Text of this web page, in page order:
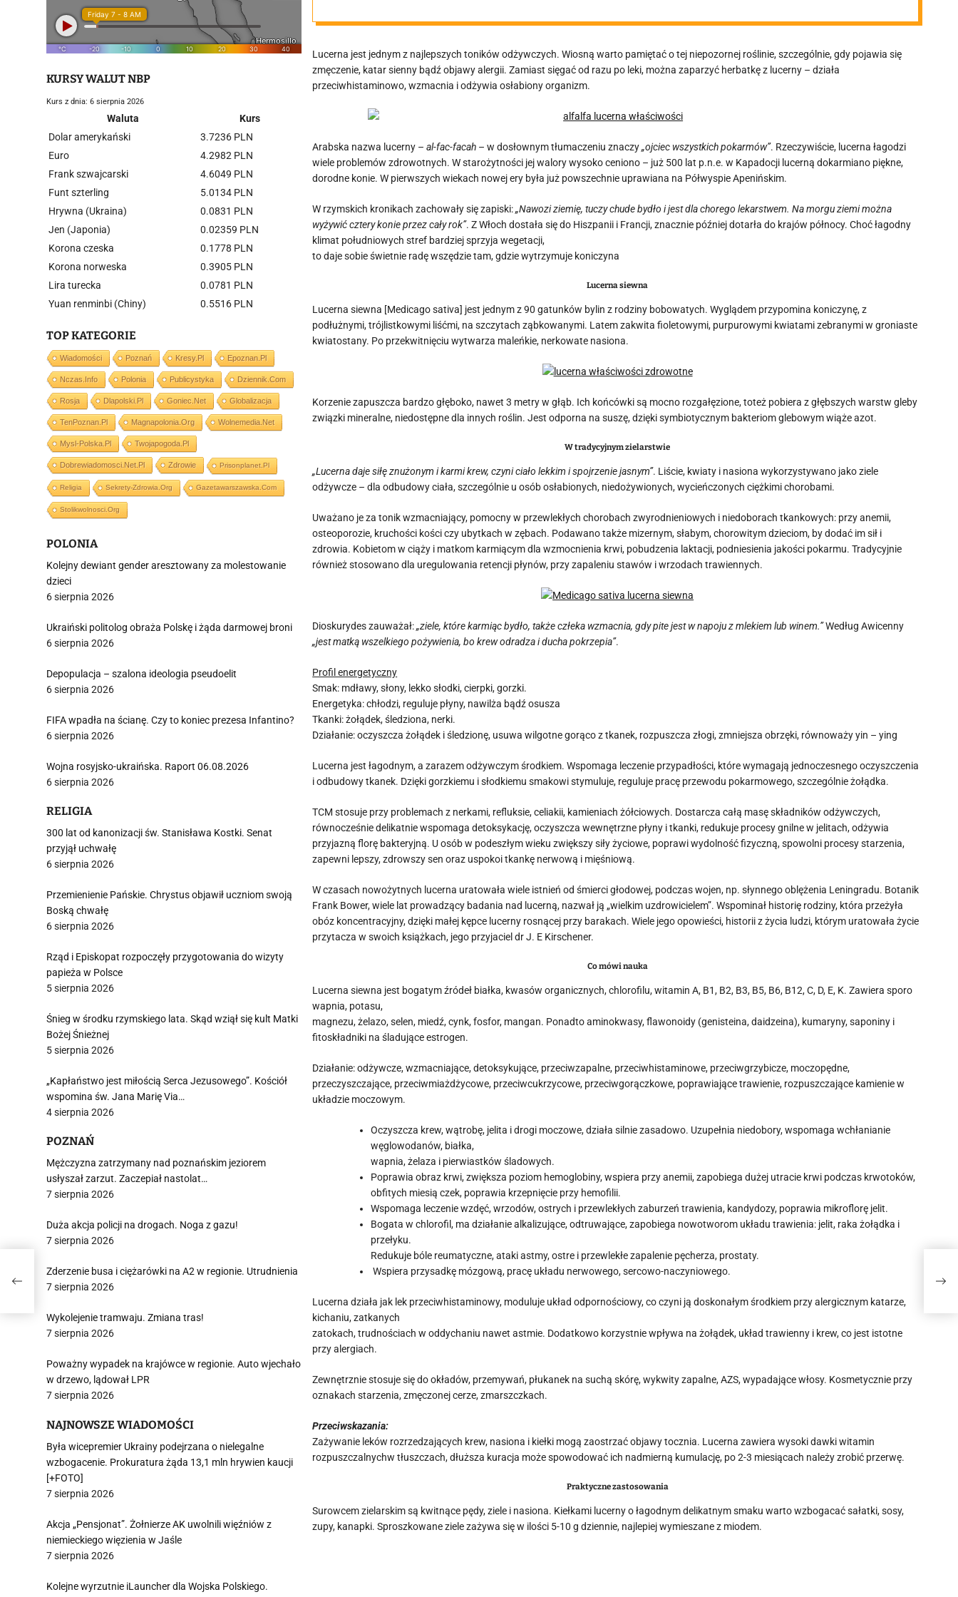
Lucerna jest jednym z najlepszych toników odżywczych. Wiosną warto pamiętać o tej niepozornej roślinie, szczególnie, gdy pojawia się
zmęczenie, katar sienny bądź objawy alergii. Zamiast sięgać od razu po leki, można zaparzyć herbatkę z lucerny – działa
przeciwhistaminowo, wzmacnia i odżywia osłabiony organizm.
Arabska nazwa lucerny –al-fac-facah – w dosłownym tłumaczeniu znaczy„ojciec wszystkich pokarmów”. Rzeczywiście, lucerna łagodzi
wiele problemów zdrowotnych. W starożytności jej walory wysoko ceniono – już 500 lat p.n.e. w Kapadocji lucerną dokarmiano piękne,
dorodne konie. W pierwszych wiekach nowej ery była już powszechnie uprawiana na Półwyspie Apenińskim.
W rzymskich kronikach zachowały się zapiski:„Nawozi ziemię, tuczy chude bydło i jest dla chorego lekarstwem. Na morgu ziemi można
wyżywić cztery konie przez cały rok”. Z Włoch dostała się do Hiszpanii i Francji, znacznie później dotarła do krajów północy. Choć łagodny
klimat południowych stref bardziej sprzyja wegetacji,
to daje sobie świetnie radę wszędzie tam, gdzie wytrzymuje koniczyna
Lucerna siewna
Lucerna siewna [Medicago sativa] jest jednym z 90 gatunków bylin z rodziny bobowatych. Wyglądem przypomina koniczynę, z
podłużnymi, trójlistkowymi liśćmi, na szczytach ząbkowanymi. Latem zakwita fioletowymi, purpurowymi kwiatami zebranymi w groniaste
kwiatostany. Po przekwitnięciu wytwarza maleńkie, nerkowate nasiona.
Korzenie zapuszcza bardzo głęboko, nawet 3 metry w głąb. Ich końcówki są mocno rozgałęzione, toteż pobiera z głębszych warstw gleby
związki mineralne, niedostępne dla innych roślin. Jest odporna na suszę, dzięki symbiotycznym bakteriom glebowym wiąże azot.
W tradycyjnym zielarstwie
„Lucerna daje siłę znużonym i karmi krew, czyni ciało lekkim i spojrzenie jasnym”. Liście, kwiaty i nasiona wykorzystywano jako ziele
odżywcze – dla odbudowy ciała, szczególnie u osób osłabionych, niedożywionych, wycieńczonych ciężkimi chorobami.
Uważano je za tonik wzmacniający, pomocny w przewlekłych chorobach zwyrodnieniowych i niedoborach tkankowych: przy anemii,
osteoporozie, kruchości kości czy ubytkach w zębach. Podawano także mizernym, słabym, chorowitym dzieciom, by dodać im sił i
zdrowia. Kobietom w ciąży i matkom karmiącym dla wzmocnienia krwi, pobudzenia laktacji, podniesienia jakości pokarmu. Tradycyjnie
również stosowano dla uregulowania retencji płynów, przy zapaleniu stawów i wrzodach trawiennych.
Dioskurydes zauważał:„ziele, które karmiąc bydło, także człeka wzmacnia, gdy pite jest w napoju z mlekiem lub winem.”Według Awicenny
„jest matką wszelkiego pożywienia, bo krew odradza i ducha pokrzepia”.
Profil energetyczny
Smak: mdławy, słony, lekko słodki, cierpki, gorzki.
Energetyka: chłodzi, reguluje płyny, nawilża bądź osusza
Tkanki: żołądek, śledziona, nerki.
Działanie: oczyszcza żołądek i śledzionę, usuwa wilgotne gorąco z tkanek, rozpuszcza złogi, zmniejsza obrzęki, równoważy yin – ying
Lucerna jest łagodnym, a zarazem odżywczym środkiem. Wspomaga leczenie przypadłości, które wymagają jednoczesnego oczyszczenia
i odbudowy tkanek. Dzięki gorzkiemu i słodkiemu smakowi stymuluje, reguluje pracę przewodu pokarmowego, szczególnie żołądka.
TCM stosuje przy problemach z nerkami, refluksie, celiakii, kamieniach żółciowych. Dostarcza całą masę składników odżywczych,
równocześnie delikatnie wspomaga detoksykację, oczyszcza wewnętrzne płyny i tkanki, redukuje procesy gnilne w jelitach, odżywia
przyjazną florę bakteryjną. U osób w podeszłym wieku zwiększy siły życiowe, poprawi wydolność fizyczną, spowolni procesy starzenia,
zapewni lepszy, zdrowszy sen oraz uspokoi tkankę nerwową i mięśniową.
W czasach nowożytnych lucerna uratowała wiele istnień od śmierci głodowej, podczas wojen, np. słynnego oblężenia Leningradu. Botanik
Frank Bower, wiele lat prowadzący badania nad lucerną, nazwał ją „wielkim uzdrowicielem”. Wspominał historię rodziny, która przeżyła
obóz koncentracyjny, dzięki małej kępce lucerny rosnącej przy barakach. Wiele jego opowieści, historii z życia ludzi, którym uratowała życie
przytacza w swoich książkach, jego przyjaciel dr J. E Kirschener.
Co mówi nauka
Lucerna siewna jest bogatym źródeł białka, kwasów organicznych, chlorofilu, witamin A, B1, B2, B3, B5, B6, B12, C, D, E, K. Zawiera sporo
wapnia, potasu,
magnezu, żelazo, selen, miedź, cynk, fosfor, mangan. Ponadto aminokwasy, flawonoidy (genisteina, daidzeina), kumaryny, saponiny i
fitoskładniki na śladujące estrogen.
Działanie: odżywcze, wzmacniające, detoksykujące, przeciwzapalne, przeciwhistaminowe, przeciwgrzybicze, moczopędne,
przeczyszczające, przeciwmiażdżycowe, przeciwcukrzycowe, przeciwgorączkowe, poprawiające trawienie, rozpuszczające kamienie w
układzie moczowym.
Oczyszcza krew, wątrobę, jelita i drogi moczowe, działa silnie zasadowo. Uzupełnia niedobory, wspomaga wchłanianie
węglowodanów, białka,
wapnia, żelaza i pierwiastków śladowych.
Poprawia obraz krwi, zwiększa poziom hemoglobiny, wspiera przy anemii, zapobiega dużej utracie krwi podczas krwotoków,
obfitych miesią czek, poprawia krzepnięcie przy hemofilii.
Wspomaga leczenie wzdęć, wrzodów, ostrych i przewlekłych zaburzeń trawienia, kandydozy, poprawia mikroflorę jelit.
Bogata w chlorofil, ma działanie alkalizujące, odtruwające, zapobiega nowotworom układu trawienia: jelit, raka żołądka i
przełyku.
Redukuje bóle reumatyczne, ataki astmy, ostre i przewlekłe zapalenie pęcherza, prostaty.
Wspiera przysadkę mózgową, pracę układu nerwowego, sercowo-naczyniowego.
Lucerna działa jak lek przeciwhistaminowy, moduluje układ odpornościowy, co czyni ją doskonałym środkiem przy alergicznym katarze,
kichaniu, zatkanych
zatokach, trudnościach w oddychaniu nawet astmie. Dodatkowo korzystnie wpływa na żołądek, układ trawienny i krew, co jest istotne
przy alergiach.
Zewnętrznie stosuje się do okładów, przemywań, płukanek na suchą skórę, wykwity zapalne, AZS, wypadające włosy. Kosmetycznie przy
oznakach starzenia, zmęczonej cerze, zmarszczkach.
Przeciwskazania:
Zażywanie leków rozrzedzających krew, nasiona i kiełki mogą zaostrzać objawy tocznia. Lucerna zawiera wysoki dawki witamin
rozpuszczalnychw tłuszczach, dłuższa kuracja może spowodować ich nadmierną kumulację, po 2-3 miesiącach należy zrobić przerwę.
Praktyczne zastosowania
Surowcem zielarskim są kwitnące pędy, ziele i nasiona. Kiełkami lucerny o łagodnym delikatnym smaku warto wzbogacać sałatki, sosy,
zupy, kanapki. Sproszkowane ziele zażywa się w ilości 5-10 g dziennie, najlepiej wymieszane z miodem.
KURSY WALUT NBP
Kurs z dnia: 6 sierpnia 2026
Waluta
Kurs
Dolar amerykański
3.7236 PLN
Euro
4.2982 PLN
Frank szwajcarski
4.6049 PLN
Funt szterling
5.0134 PLN
Hrywna (Ukraina)
0.0831 PLN
Jen (Japonia)
0.02359 PLN
Korona czeska
0.1778 PLN
Korona norweska
0.3905 PLN
Lira turecka
0.0781 PLN
Yuan renminbi (Chiny)
0.5516 PLN
TOP KATEGORIE
Wiadomości Poznań Kresy.pl Epoznan.pl
Nczas.info Polonia Publicystyka Dziennik.com
Rosja Dlapolski.pl Goniec.net Globalizacja
TenPoznan.pl Magnapolonia.org Wolnemedia.net
Mysl-Polska.pl Twojapogoda.pl
Dobrewiadomosci.net.pl Zdrowie Prisonplanet.pl
Religia Sekrety-Zdrowia.org Gazetawarszawska.com
Stolikwolnosci.org
POLONIA
Kolejny dewiant gender aresztowany za molestowanie
dzieci
6 sierpnia 2026
Ukraiński politolog obraża Polskę i żąda darmowej broni
6 sierpnia 2026
Depopulacja – szalona ideologia pseudoelit
6 sierpnia 2026
FIFA wpadła na ścianę. Czy to koniec prezesa Infantino?
6 sierpnia 2026
Wojna rosyjsko-ukraińska. Raport 06.08.2026
6 sierpnia 2026
RELIGIA
300 lat od kanonizacji św. Stanisława Kostki. Senat
przyjął uchwałę
6 sierpnia 2026
Przemienienie Pańskie. Chrystus objawił uczniom swoją
Boską chwałę
6 sierpnia 2026
Rząd i Episkopat rozpoczęły przygotowania do wizyty
papieża w Polsce
5 sierpnia 2026
Śnieg w środku rzymskiego lata. Skąd wziął się kult Matki
Bożej Śnieżnej
5 sierpnia 2026
„Kapłaństwo jest miłością Serca Jezusowego”. Kościół
wspomina św. Jana Marię Via…
4 sierpnia 2026
POZNAŃ
Mężczyzna zatrzymany nad poznańskim jeziorem
usłyszał zarzut. Zaczepiał nastolat…
7 sierpnia 2026
Duża akcja policji na drogach. Noga z gazu!
7 sierpnia 2026
Zderzenie busa i ciężarówki na A2 w regionie. Utrudnienia
7 sierpnia 2026
Wykolejenie tramwaju. Zmiana tras!
7 sierpnia 2026
Poważny wypadek na krajówce w regionie. Auto wjechało
w drzewo, lądował LPR
7 sierpnia 2026
NAJNOWSZE WIADOMOŚCI
Była wicepremier Ukrainy podejrzana o nielegalne
wzbogacenie. Prokuratura żąda 13,1 mln hrywien kaucji
[+FOTO]
7 sierpnia 2026
Akcja „Pensjonat”. Żołnierze AK uwolnili więźniów z
niemieckiego więzienia w Jaśle
7 sierpnia 2026
Kolejne wyrzutnie iLauncher dla Wojska Polskiego.